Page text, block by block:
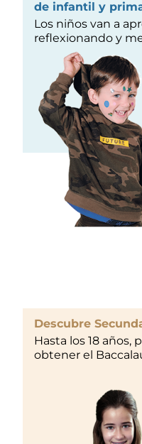
de infantil y
Los niños van a
reflexionando y
Descubre
Hasta los 18 años,
obtener el